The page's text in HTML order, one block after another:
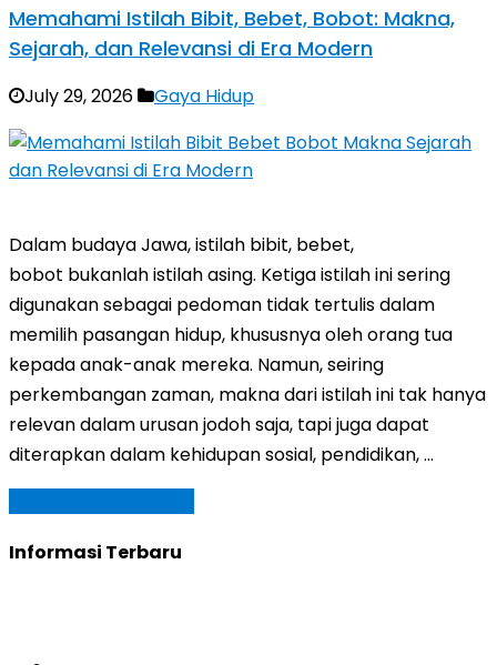
Memahami Istilah Bibit, Bebet, Bobot: Makna,
Sejarah, dan Relevansi di Era Modern
July 29, 2026 Gaya Hidup
Dalam budaya Jawa, istilah bibit, bebet,
bobot bukanlah istilah asing. Ketiga istilah ini sering
digunakan sebagai pedoman tidak tertulis dalam
memilih pasangan hidup, khususnya oleh orang tua
kepada anak-anak mereka. Namun, seiring
perkembangan zaman, makna dari istilah ini tak hanya
relevan dalam urusan jodoh saja, tapi juga dapat
diterapkan dalam kehidupan sosial, pendidikan, …
Informasi Terbaru